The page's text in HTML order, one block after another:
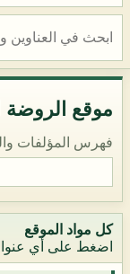
موقع الروضة
فهرس المؤلفات
كل مواد الموقع
اضغط على أي